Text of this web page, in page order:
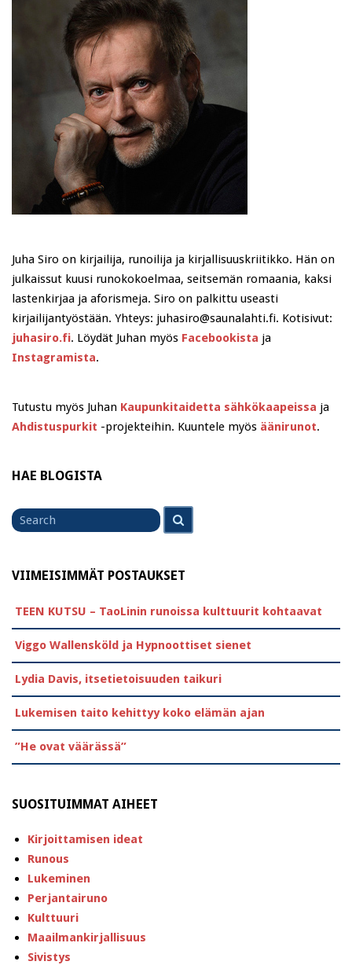
Juha Siro on kirjailija, runoilija ja kirjallisuuskriitikko. Hän on
julkaissut kuusi runokokoelmaa, seitsemän romaania, kaksi
lastenkirjaa ja aforismeja. Siro on palkittu useasti
kirjailijantyöstään. Yhteys: juhasiro@saunalahti.fi. Kotisivut:
juhasiro.fi. Löydät Juhan myös Facebookista ja
Instagramista.
Tutustu myös Juhan Kaupunkitaidetta sähkökaapeissa ja
Ahdistuspurkit -projekteihin. Kuuntele myös äänirunot.
HAE BLOGISTA
Search
for
VIIMEISIMMÄT POSTAUKSET
TEEN KUTSU – TaoLinin runoissa kulttuurit kohtaavat
Viggo Wallensköld ja Hypnoottiset sienet
Lydia Davis, itsetietoisuuden taikuri
Lukemisen taito kehittyy koko elämän ajan
”He ovat väärässä”
SUOSITUIMMAT AIHEET
Kirjoittamisen ideat
Runous
Lukeminen
Perjantairuno
Kulttuuri
Maailmankirjallisuus
Sivistys